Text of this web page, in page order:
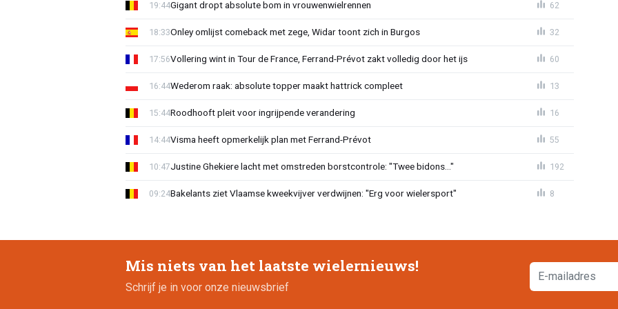
Gigant dropt absolute bom in vrouwenwielrennen
19:44 62
Onley omlijst comeback met zege, Widar toont zich in Burgos
18:33 32
Vollering wint in Tour de France, Ferrand-Prévot zakt volledig door het ijs
17:56 60
Wederom raak: absolute topper maakt hattrick compleet
16:44 13
Roodhooft pleit voor ingrijpende verandering
15:44 16
Visma heeft opmerkelijk plan met Ferrand-Prévot
14:44 55
Justine Ghekiere lacht met omstreden borstcontrole: "Twee bidons..."
10:47 192
Bakelants ziet Vlaamse kweekvijver verdwijnen: "Erg voor wielersport"
09:24 8
Mis niets van het laatste wielernieuws!
Schrijf je in voor onze nieuwsbrief